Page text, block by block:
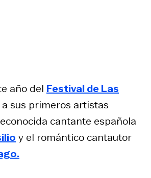
año del Festival de Las
sus primeros artistas
cantante española
y el romántico cantautor